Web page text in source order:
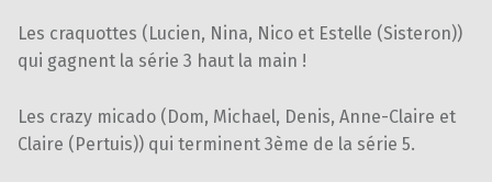
Les craquottes (Lucien, Nina, Nico et Estelle (Sisteron))
qui gagnent la série 3 haut la main !
Les crazy micado (Dom, Michael, Denis, Anne-Claire et
Claire (Pertuis)) qui terminent 3ème de la série 5.